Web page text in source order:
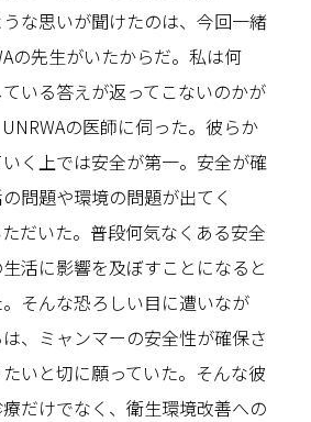
な思いが聞けたのは、今回一緒
の先生がいたからだ。私は何
いる答えが返ってこないのかが
の医師に伺った。彼らか
く上では安全が第一。安全が確
問題や環境の問題が出てく
だいた。普段何気なくある安全
活に影響を及ぼすことになると
そんな恐ろしい目に遭いなが
、ミャンマーの安全性が確保さ
いと切に願っていた。そんな彼
だけでなく、衛生環境改善への